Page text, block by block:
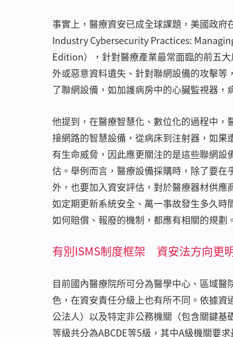
事實上，醫療資安已成全球課題，美國政
Industry Cybersecurity Practices:
Edition），針對醫療產業最常面臨的前五
外或惡意資料遺失、針對聯網設備的攻擊
了聯網設備，如加護病房中的心臟監視器，
他提到，在醫療智慧化、數位化的過程中
接網路的智慧設備，從病床到注射器，如
有生命威脅，因此應更關注的是這些聯網
估。舉例而言，醫療設備採購時，除了要
外，也要加入資安評估，對於醫療器材供
如定期更新系統安全、萬一事故發生多久
如何賠償、報廢的機制，都應有相關的規劃。
有別ISMS制度框架 資安法方向更
目前國內醫療院所可分為醫學中心、區域
色，在資安責任分級上也有所不同。依據資
公法人）以及特定非公務機關（包含關鍵
等級共分為ABCDE等5級，其中A級機關要